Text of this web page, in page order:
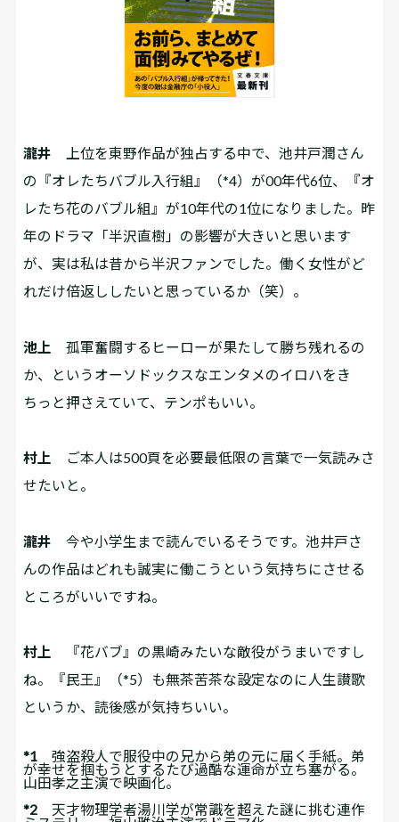
瀧井 上位を東野作品が独占する中で、池井戸潤さん
の『オレたちバブル入行組』
（*4）が00年代6位、『オ
レたち花のバブル組』が10年代の1位になりました。昨
年のドラマ「半沢直樹」の影響が大きいと思います
が、実は私は昔から半沢ファンでした。働く女性がど
れだけ倍返ししたいと思っているか（笑）。
池上
孤軍奮闘するヒーローが果たして勝ち残れるの
か、というオーソドックスなエンタメのイロハをき
ちっと押さえていて、テンポもいい。
村上
ご本人は500頁を必要最低限の言葉で一気読みさ
せたいと。
瀧井 今や小学生まで読んでいるそうです。池井戸さ
んの作品はどれも誠実に働こうという気持ちにさせる
ところがいいですね。
村上
『花バブ』の黒崎みたいな敵役がうまいですし
ね。『民王』
（*5） も無茶苦茶な設定なのに人生讃歌
というか、読後感が気持ちいい。
*1 強盗殺人で服役中の兄から弟の元に届く手紙。弟
が幸せを掴もうとするたび過酷な運命が立ち塞がる。
山田孝之主演で映画化。
*2 天才物理学者湯川学が常識を超えた謎に挑む連作